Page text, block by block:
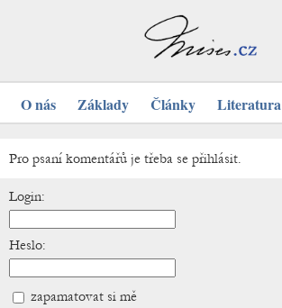
O nás Základy Články Literatura
Pro psaní komentářů je třeba se přihlásit.
Login:
Heslo:
zapamatovat si mě